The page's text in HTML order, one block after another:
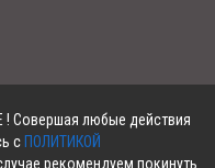
Совершая любые действия
с ПОЛИТИКОЙ
рекомендуем покинуть